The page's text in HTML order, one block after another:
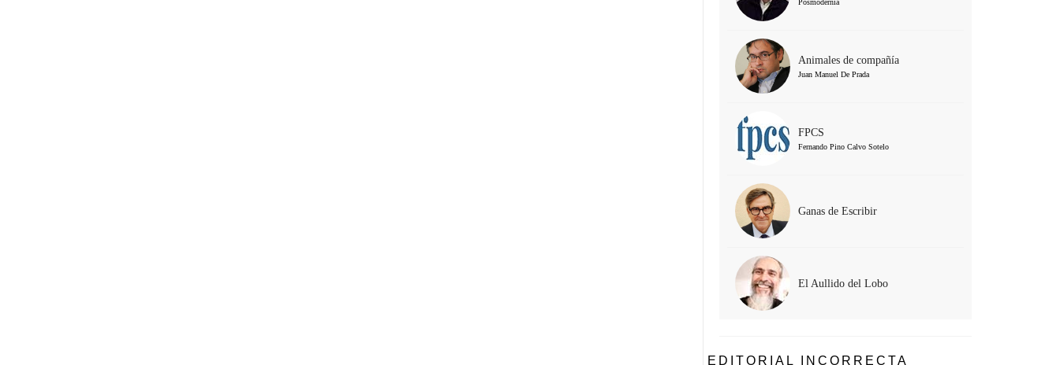
Posmodernia
Animales de compañía
Juan Manuel De Prada
FPCS
Fernando Pino Calvo Sotelo
Ganas de Escribir
El Aullido del Lobo
EDITORIAL INCORRECTA